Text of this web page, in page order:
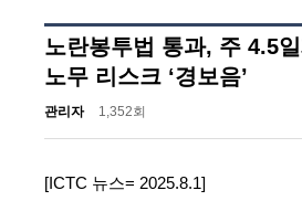
노란봉투법 통과, 주 4.5
노무 리스크 ‘경보음’
관리자 1,352회
[ICTC 뉴스= 2025.8.1]